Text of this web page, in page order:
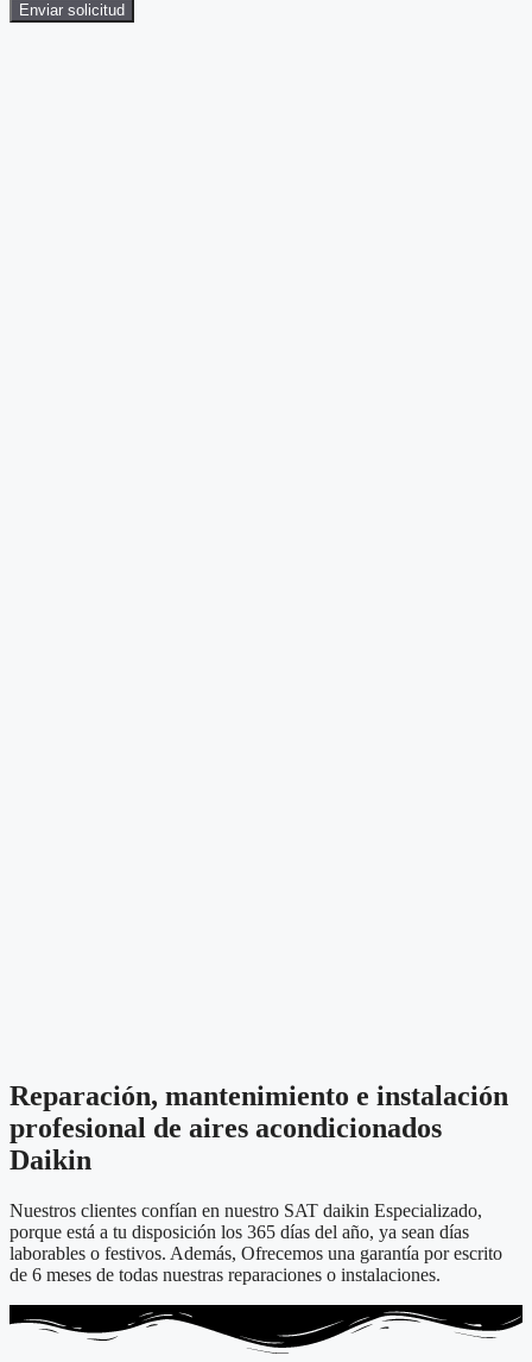
Enviar solicitud
Reparación, mantenimiento e instalación
profesional de aires acondicionados
Daikin
Nuestros clientes confían en nuestro SAT daikin Especializado,
porque está a tu disposición los 365 días del año, ya sean días
laborables o festivos. Además, Ofrecemos una garantía por escrito
de 6 meses de todas nuestras reparaciones o instalaciones.